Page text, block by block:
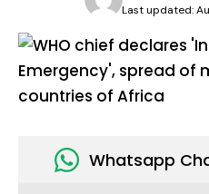
Last updated:
Whatsapp